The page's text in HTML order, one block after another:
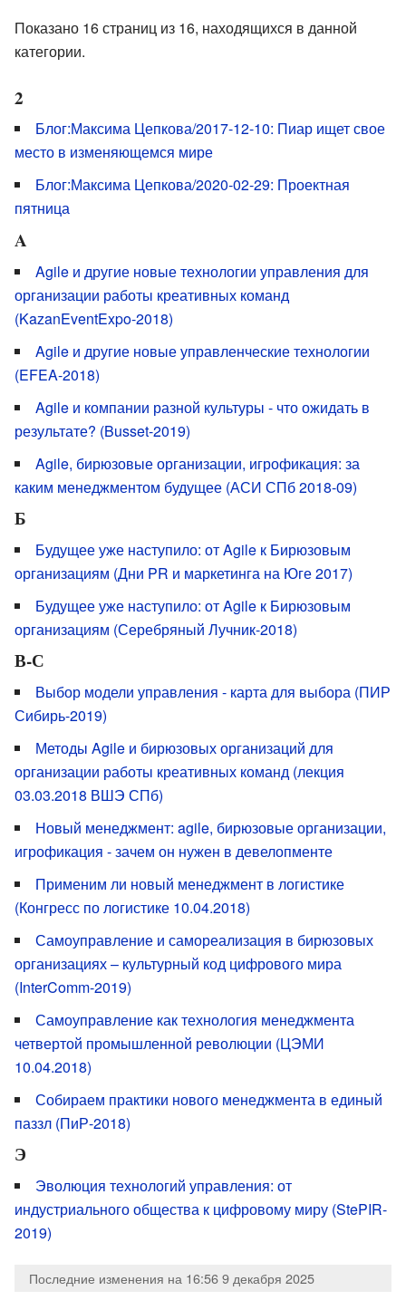
Показано 16 страниц из 16, находящихся в данной
категории.
2
Блог:Максима Цепкова/2017-12-10: Пиар ищет свое
место в изменяющемся мире
Блог:Максима Цепкова/2020-02-29: Проектная
пятница
A
Agile и другие новые технологии управления для
организации работы креативных команд
(KazanEventExpo-2018)
Agile и другие новые управленческие технологии
(EFEA-2018)
Agile и компании разной культуры - что ожидать в
результате? (Busset-2019)
Agile, бирюзовые организации, игрофикация: за
каким менеджментом будущее (АСИ СПб 2018-09)
Б
Будущее уже наступило: от Agile к Бирюзовым
организациям (Дни PR и маркетинга на Юге 2017)
Будущее уже наступило: от Agile к Бирюзовым
организациям (Серебряный Лучник-2018)
В-С
Выбор модели управления - карта для выбора (ПИР
Сибирь-2019)
Методы Agile и бирюзовых организаций для
организации работы креативных команд (лекция
03.03.2018 ВШЭ СПб)
Новый менеджмент: agile, бирюзовые организации,
игрофикация - зачем он нужен в девелопменте
Применим ли новый менеджмент в логистике
(Конгресс по логистике 10.04.2018)
Самоуправление и самореализация в бирюзовых
организациях – культурный код цифрового мира
(InterComm-2019)
Самоуправление как технология менеджмента
четвертой промышленной революции (ЦЭМИ
10.04.2018)
Собираем практики нового менеджмента в единый
паззл (ПиР-2018)
Э
Эволюция технологий управления: от
индустриального общества к цифровому миру (StePIR-
2019)
Последние изменения на 16:56 9 декабря 2025